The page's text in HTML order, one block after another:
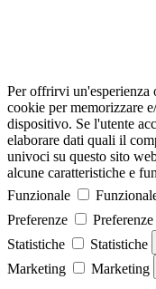
Per offrirvi un'esperienza
cookie per memorizzare
dispositivo. Se l'utente
elaborare dati quali il
univoci su questo sito
alcune caratteristiche e
Funzionale
Preferenze
Preferenze
Statistiche
Statistiche
Marketing
Marketing